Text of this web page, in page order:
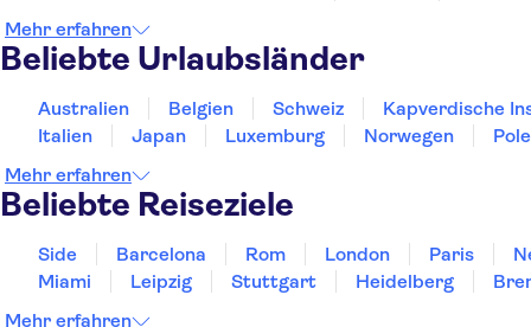
Mehr erfahren
Beliebte Urlaubsländer
Australien Belgien Schweiz
Kapverdische
Italien
Japan Luxemburg Norwegen
Mehr erfahren
Beliebte Reiseziele
Side Barcelona Rom London Paris
Miami
Leipzig Stuttgart Heidelberg
Mehr erfahren